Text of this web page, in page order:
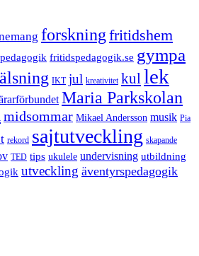
forskningfritidshem
fritidspedagogik.se gympa
IKT jul kreativitet kul lek
Maria Parkskolan
midsommar Mikael Andersson musik Pia
rekord sajtutveckling skapande
TED tips ukulele undervisning utbildning
utveckling äventyrspedagogik